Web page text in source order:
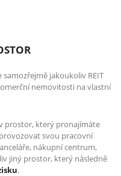
jakoukoliv REIT
nemovitosti na vlastní
prostor, který pronajímáte
svou pracovní
nákupní centrum,
jiný prostor, který následně
.